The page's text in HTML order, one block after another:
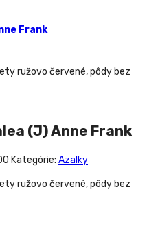
Frank
ružovo červené, pôdy bez
(J) Anne Frank
Kategórie: Azalky
ružovo červené, pôdy bez